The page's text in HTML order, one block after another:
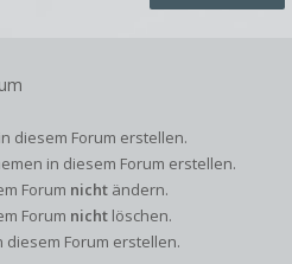
diesem Forum erstellen.
in diesem Forum erstellen.
Forum nicht ändern.
Forum nicht löschen.
diesem Forum erstellen.